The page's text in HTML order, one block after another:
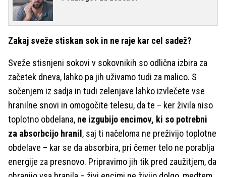
Zakaj sveže stiskan sok in ne raje kar cel sadež?
Sveže stisnjeni sokovi v sokovnikih so odlična izbira za
začetek dneva, lahko pa jih uživamo tudi za malico. S
sočenjem iz sadja in tudi zelenjave lahko izvlečete vse
hranilne snovi in omogočite telesu, da te – ker živila niso
toplotno obdelana, ne izgubijo encimov, ki so potrebni
za absorbcijo hranil , saj ti načeloma ne preživijo toplotne
obdelave – kar se da absorbira, pri čemer telo ne porablja
energije za presnovo. Pripravimo jih tik pred zaužitjem, da